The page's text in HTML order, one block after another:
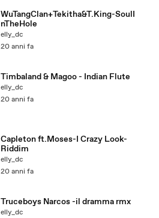
WuTangClan+Tekitha&T.King-SoulI
nTheHole
elly_dc
20 anni fa
Timbaland & Magoo - Indian Flute
elly_dc
20 anni fa
Capleton ft.Moses-I Crazy Look-
Riddim
elly_dc
20 anni fa
Truceboys Narcos -il dramma rmx
elly_dc